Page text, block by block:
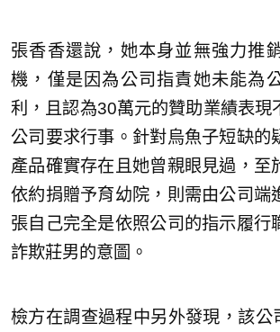
張香香還說，她本身並無強力推
機，僅是因為公司指責她未能為
利，且認為30萬元的贊助業績表現
公司要求行事。針對烏魚子短缺的
產品確實存在且她曾親眼見過，至
依約捐贈予育幼院，則需由公司端
張自己完全是依照公司的指示履行
詐欺莊男的意圖。
檢方在調查過程中另外發現，該公